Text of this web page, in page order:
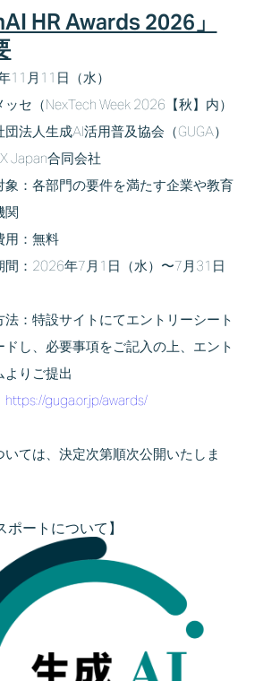
HR Awards 2026」
11月11日（水）
セ（NexTech Week 2026【秋】内）
法人生成AI活用普及協会（GUGA）
Japan合同会社
：各部⾨の要件を満たす企業や教育
：無料
間：2026年7⽉1⽇（水）〜7⽉31⽇
：特設サイトにてエントリーシート
し、必要事項をご記入の上、エント
りご提出
https://guga.or.jp/awards/
ては、決定次第順次公開いたしま
ポートについて】